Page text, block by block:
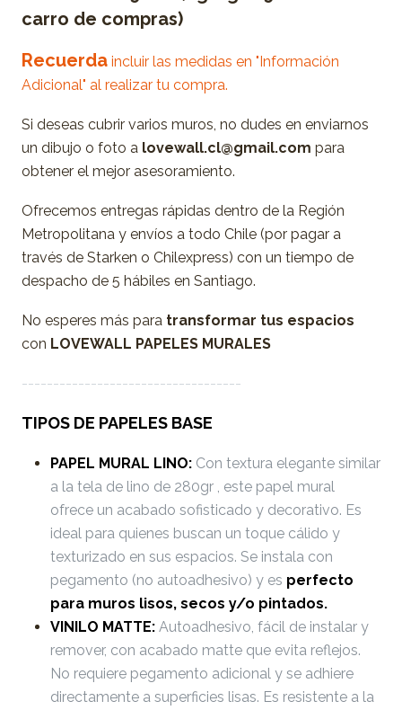
carro de compras)
Recuerda incluir las medidas en "Información
Adicional" al realizar tu compra.
Si deseas cubrir varios muros, no dudes en enviarnos
un dibujo o foto a lovewall.cl@gmail.com para
obtener el mejor asesoramiento.
Ofrecemos entregas rápidas dentro de la Región
Metropolitana y envíos a todo Chile (por pagar a
través de Starken o Chilexpress) con un tiempo de
despacho de 5 hábiles en Santiago.
No esperes más para transformar tus espacios
con LOVEWALL PAPELES MURALES
-----------------------------------
TIPOS DE PAPELES BASE
PAPEL MURAL LINO: Con textura elegante similar
a la tela de lino de 280gr , este papel mural
ofrece un acabado sofisticado y decorativo. Es
ideal para quienes buscan un toque cálido y
texturizado en sus espacios. Se instala con
pegamento (no autoadhesivo) y es perfecto
para muros lisos, secos y/o pintados.
VINILO MATTE: Autoadhesivo, fácil de instalar y
remover, con acabado matte que evita reflejos.
No requiere pegamento adicional y se adhiere
directamente a superficies lisas. Es resistente a la